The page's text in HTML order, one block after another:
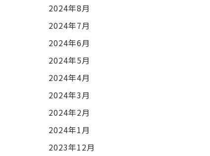
2024年8月
2024年7月
2024年6月
2024年5月
2024年4月
2024年3月
2024年2月
2024年1月
2023年12月